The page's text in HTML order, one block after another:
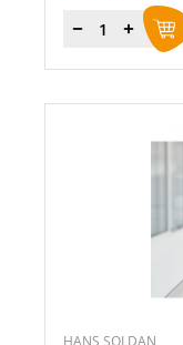
Menge
HANS SOLDAN